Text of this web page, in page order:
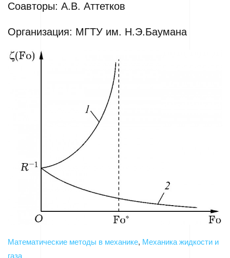
Соавторы: А.В. Аттетков
Организация: МГТУ им. Н.Э.Баумана
Математические методы в механике, Механика жидкости и
газа